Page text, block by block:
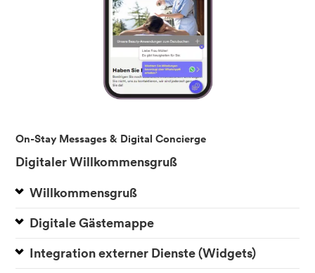
On-Stay Messages & Digital Concierge
Digitaler Willkommensgruß
Willkommensgruß
Digitale Gästemappe
Integration externer Dienste (Widgets)